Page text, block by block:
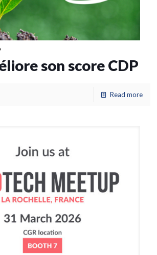
son score CDP
Read more